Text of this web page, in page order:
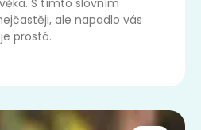
S tímto slovním
ale napadlo vás
prostá.